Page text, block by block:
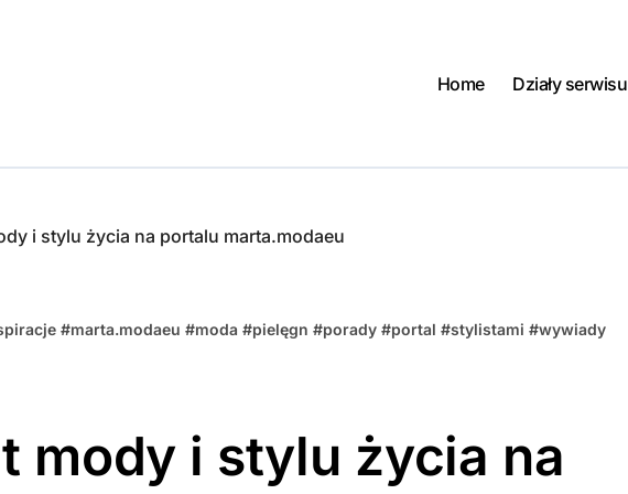
Home Działy serwisu
i stylu życia na portalu marta.modaeu
#marta.modaeu #moda #pielęgn #porady #portal #stylistami #wywiady
mody i stylu życia na